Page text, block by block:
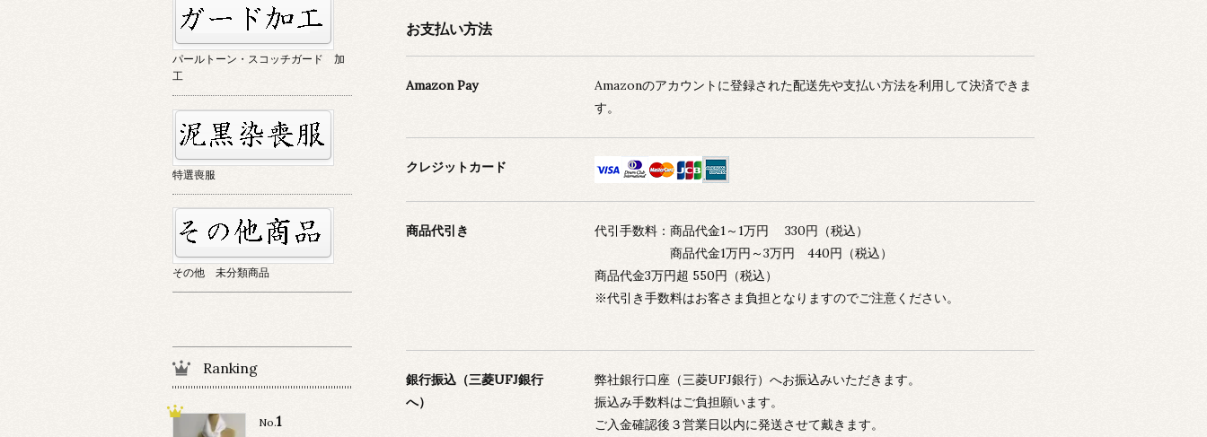
お支払い方法
Amazon Pay
Amazonのアカウントに登録された配送先や支払い方法を利用して決済できま
す。
クレジットカード
商品代引き
代引手数料：商品代金1～1万円 330円（税込）
商品代金1万円～3万円 440円（税込）
商品代金3万円超 550円（税込）
※代引き手数料はお客さま負担となりますのでご注意ください。
銀行振込（三菱UFJ銀行
へ）
弊社銀行口座（三菱UFJ銀行）へお振込みいただきます。
振込み手数料はご負担願います。
ご入金確認後３営業日以内に発送させて戴きます。
パールトーン・スコッチガード 加
工
特選喪服
その他 未分類商品
Ranking
No.1